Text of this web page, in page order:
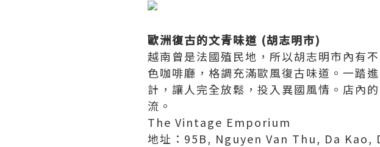
歐洲復古的文青味道 (胡志明市)
越南曾是法國殖民地，所以胡志明市內有
色咖啡廳，格調充滿歐風復古味道。一踏
計，讓人完全放鬆，投入異國風情。店內
流。
The Vintage Emporium
地址：95B, Nguyen Van Thu, Da